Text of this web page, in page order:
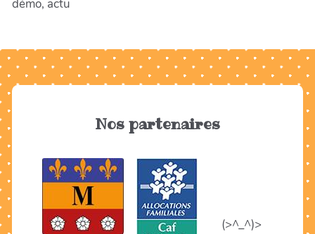
démo, actu
Nos partenaires
(>^_^)>